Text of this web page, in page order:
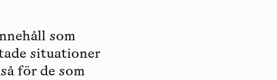
som
situationer
för de som